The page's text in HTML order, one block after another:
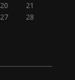
20
21
27
28